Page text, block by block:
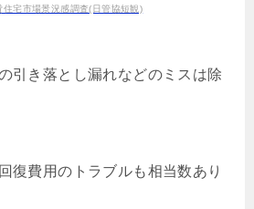
住宅市場景況感調査(日管協短観)
引き落とし漏れなどのミスは除
復費用のトラブルも相当数あり